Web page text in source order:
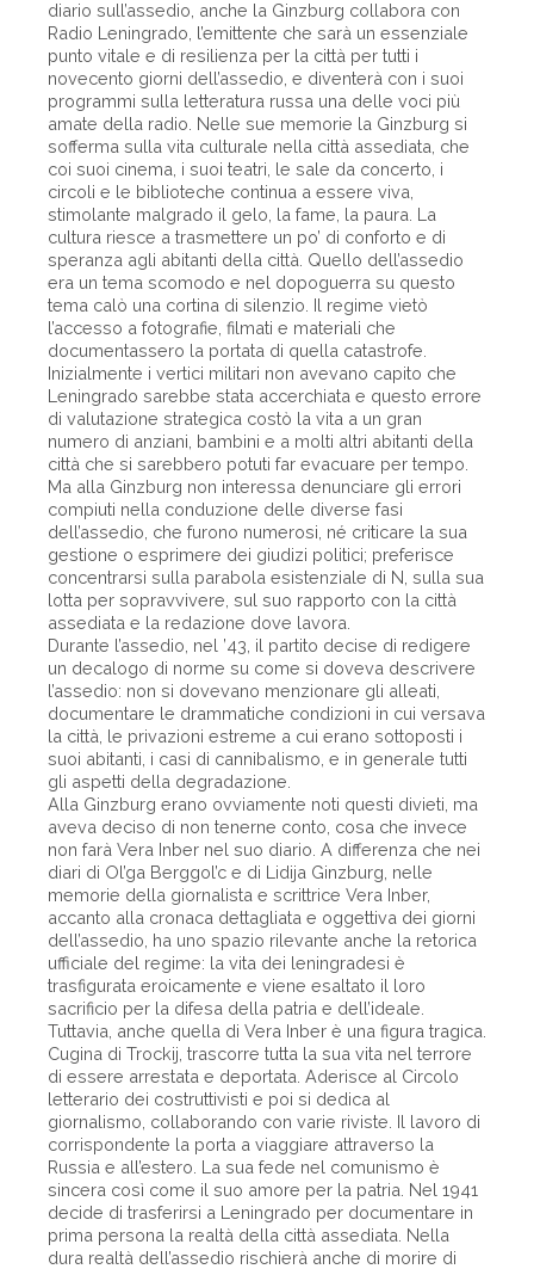
diario sull’assedio, anche la Ginzburg collabora con
Radio Leningrado, l’emittente che sarà un essenziale
punto vitale e di resilienza per la città per tutti i
novecento giorni dell’assedio, e diventerà con i suoi
programmi sulla letteratura russa una delle voci più
amate della radio. Nelle sue memorie la Ginzburg si
sofferma sulla vita culturale nella città assediata, che
coi suoi cinema, i suoi teatri, le sale da concerto, i
circoli e le biblioteche continua a essere viva,
stimolante malgrado il gelo, la fame, la paura. La
cultura riesce a trasmettere un po’ di conforto e di
speranza agli abitanti della città. Quello dell’assedio
era un tema scomodo e nel dopoguerra su questo
tema calò una cortina di silenzio. Il regime vietò
l’accesso a fotografie, filmati e materiali che
documentassero la portata di quella catastrofe.
Inizialmente i vertici militari non avevano capito che
Leningrado sarebbe stata accerchiata e questo errore
di valutazione strategica costò la vita a un gran
numero di anziani, bambini e a molti altri abitanti della
città che si sarebbero potuti far evacuare per tempo.
Ma alla Ginzburg non interessa denunciare gli errori
compiuti nella conduzione delle diverse fasi
dell’assedio, che furono numerosi, né criticare la sua
gestione o esprimere dei giudizi politici; preferisce
concentrarsi sulla parabola esistenziale di N, sulla sua
lotta per sopravvivere, sul suo rapporto con la città
assediata e la redazione dove lavora.
Durante l’assedio, nel ’43, il partito decise di redigere
un decalogo di norme su come si doveva descrivere
l’assedio: non si dovevano menzionare gli alleati,
documentare le drammatiche condizioni in cui versava
la città, le privazioni estreme a cui erano sottoposti i
suoi abitanti, i casi di cannibalismo, e in generale tutti
gli aspetti della degradazione.
Alla Ginzburg erano ovviamente noti questi divieti, ma
aveva deciso di non tenerne conto, cosa che invece
non farà Vera Inber nel suo diario. A differenza che nei
diari di Ol’ga Berggol’c e di Lidija Ginzburg, nelle
memorie della giornalista e scrittrice Vera Inber,
accanto alla cronaca dettagliata e oggettiva dei giorni
dell’assedio, ha uno spazio rilevante anche la retorica
ufficiale del regime: la vita dei leningradesi è
trasfigurata eroicamente e viene esaltato il loro
sacrificio per la difesa della patria e dell’ideale.
Tuttavia, anche quella di Vera Inber è una figura tragica.
Cugina di Trockij, trascorre tutta la sua vita nel terrore
di essere arrestata e deportata. Aderisce al Circolo
letterario dei costruttivisti e poi si dedica al
giornalismo, collaborando con varie riviste. Il lavoro di
corrispondente la porta a viaggiare attraverso la
Russia e all’estero. La sua fede nel comunismo è
sincera così come il suo amore per la patria. Nel 1941
decide di trasferirsi a Leningrado per documentare in
prima persona la realtà della città assediata. Nella
dura realtà dell’assedio rischierà anche di morire di